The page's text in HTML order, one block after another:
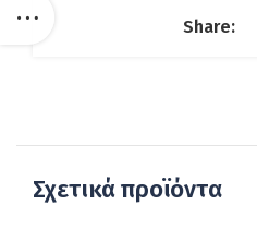
Share:
Σχετικά προϊόντα